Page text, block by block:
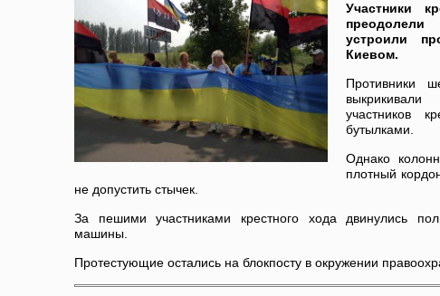
Участники
устроили
Киевом.
Противники
участников
бутылками.
Однако
плотный
не допустить стычек.
За пешими участниками крестного хода двинулись
машины.
Протестующие остались на блокпосту в окружении